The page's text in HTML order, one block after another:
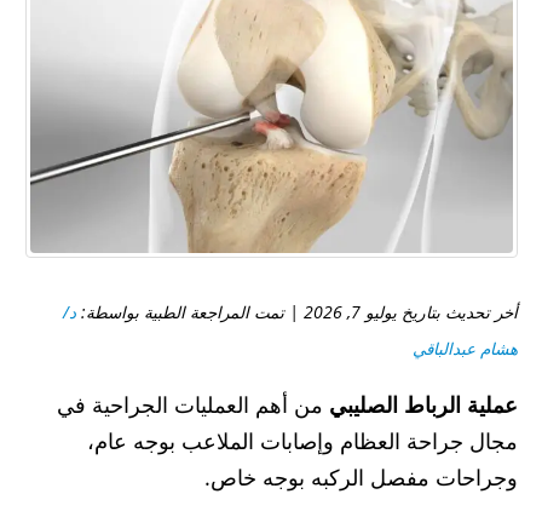
أخر تحديث بتاريخ يوليو 7, 2026 | تمت المراجعة الطبية بواسطة:
د/
هشام عبدالباقي
عملية الرباط الصليبي من أهم العمليات الجراحية في
مجال جراحة العظام وإصابات الملاعب بوجه عام،
وجراحات مفصل الركبه بوجه خاص.